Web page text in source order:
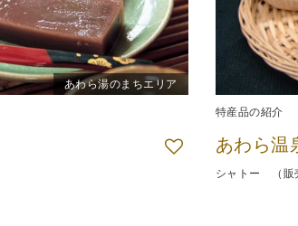
あわら湯のまちエリア
特産品の紹介
あわら温
シャトー （販